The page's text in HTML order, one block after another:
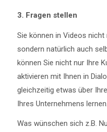
3. Fragen stellen
Sie können in Videos
sondern natürlich auch
können Sie nicht nur Ihre
aktivieren mit Ihnen in
gleichzeitig etwas über
Ihres Unternehmens lernen.
Was wünschen sich z.B.